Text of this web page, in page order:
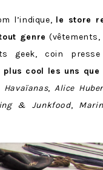
l’indique, le store
genre (vêtements,
geek, coin
plus cool les uns que
Havaïanas, Alice
& Junkfood,